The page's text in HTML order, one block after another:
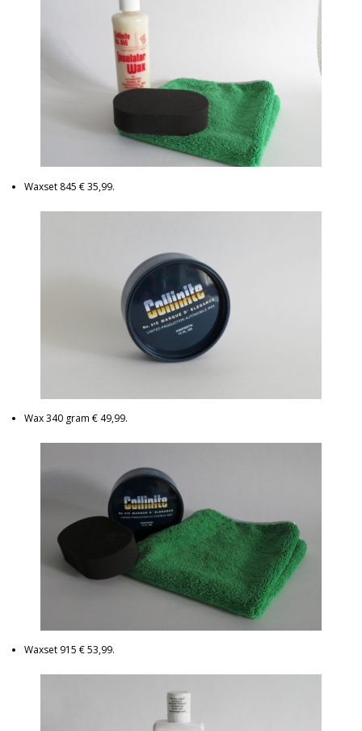
Waxset 845 € 35,99.
Wax 340 gram € 49,99.
Waxset 915 € 53,99.